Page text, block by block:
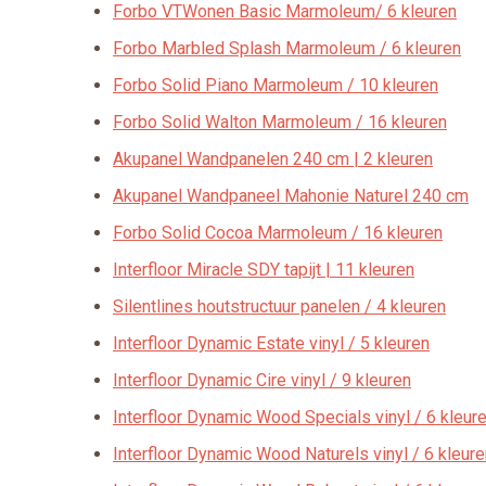
Forbo VTWonen Basic Marmoleum/ 6 kleuren
Forbo Marbled Splash Marmoleum / 6 kleuren
Forbo Solid Piano Marmoleum / 10 kleuren
Forbo Solid Walton Marmoleum / 16 kleuren
Akupanel Wandpanelen 240 cm | 2 kleuren
Akupanel Wandpaneel Mahonie Naturel 240 cm
Forbo Solid Cocoa Marmoleum / 16 kleuren
Interfloor Miracle SDY tapijt | 11 kleuren
Silentlines houtstructuur panelen / 4 kleuren
Interfloor Dynamic Estate vinyl / 5 kleuren
Interfloor Dynamic Cire vinyl / 9 kleuren
Interfloor Dynamic Wood Specials vinyl / 6
Interfloor Dynamic Wood Naturels vinyl / 6